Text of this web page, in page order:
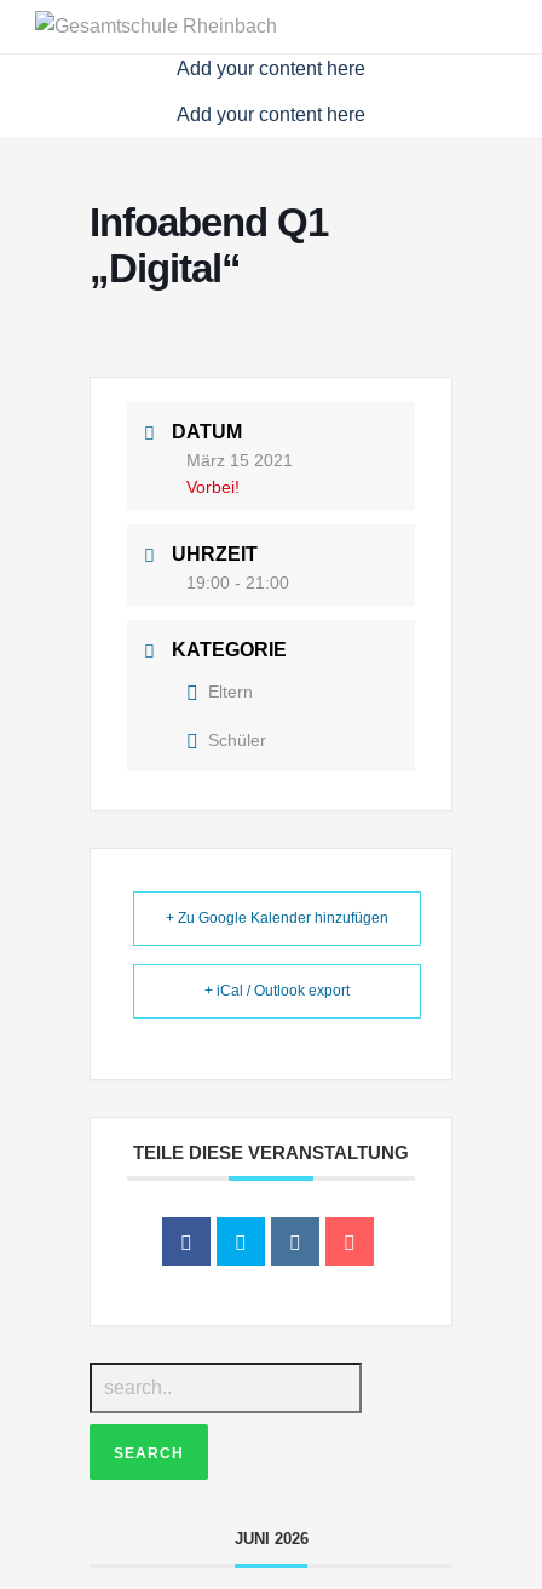
Skip
Add your content here
Add your content here
Add your content here
Infoabend Q1
„Digital“
DATUM
März 15 2021
Vorbei!
UHRZEIT
19:00 - 21:00
KATEGORIE
Eltern
Schüler
+ Zu Google Kalender hinzufügen
+ iCal / Outlook export
TEILE DIESE VERANSTALTUNG
JUNI 2026